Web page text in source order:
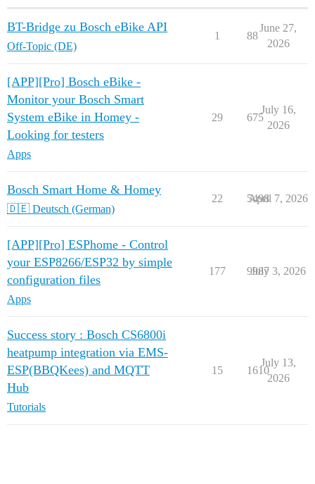
BT-Bridge zu Bosch eBike API
Off-Topic (DE)
1 88
June 27,
2026
[APP][Pro] Bosch eBike -
Monitor your Bosch Smart
System eBike in Homey -
Looking for testers
Apps
29 675
July 16,
2026
Bosch Smart Home & Homey
🇩🇪 Deutsch (German)
22 5498
April 7, 2026
[APP][Pro] ESPhome - Control
your ESP8266/ESP32 by simple
configuration files
Apps
177 9987
July 3, 2026
Success story : Bosch CS6800i
heatpump integration via EMS-
ESP(BBQKees) and MQTT
Hub
Tutorials
15 1610
July 13,
2026